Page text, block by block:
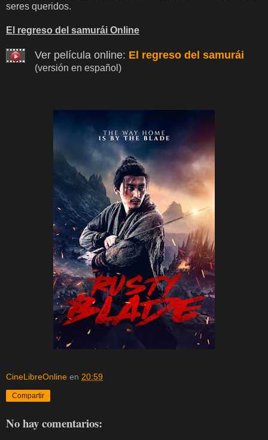
seres queridos.
El regreso del samurái Online
Ver película online: El regreso del samurái
(versión en español)
CineLibreOnline en 20:59
Compartir
No hay comentarios: